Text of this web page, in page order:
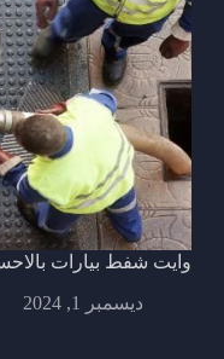
وايت شفط بيارات
ديسمبر 1, 2024